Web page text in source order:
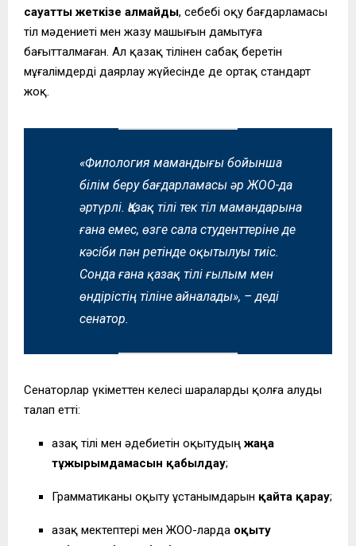
сауатты жеткізе алмайды, себебі оқу бағдарламасы
тіл мәдениеті мен жазу машығын дамытуға
бағытталмаған. Ал қазақ тілінен сабақ беретін
мұғалімдерді даярлау жүйесінде де ортақ стандарт
жоқ.
«Филология мамандығы бойынша
білім беру бағдарламасы әр ЖОО-да
әртүрлі. Қазақ тілі тек тіл мамандарына
ғана емес, өзге сала студенттеріне де
кәсіби пән ретінде оқытылуы тиіс.
Сонда ғана қазақ тілі ғылым мен
өндірістің тіліне айналады», – деді
сенатор.
Сенаторлар үкіметтен келесі шараларды қолға алуды
талап етті:
Қазақ тілі мен әдебиетін оқытудың жаңа
тұжырымдамасын қабылдау;
Грамматиканы оқыту ұстанымдарын қайта қарау;
Қазақ мектептері мен ЖОО-ларда оқыту